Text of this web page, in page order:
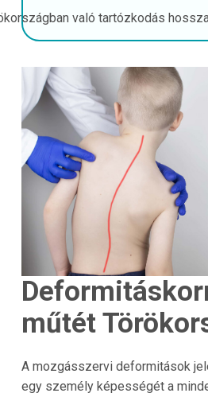
való tartózkodás
műtét
A mozgásszervi deformitások
egy személy képességét a